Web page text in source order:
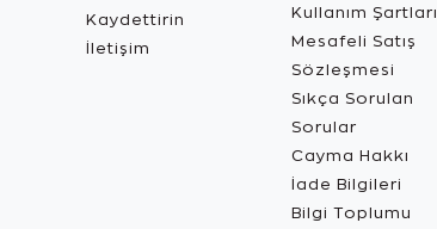
Kaydettirin
İletişim
Kullanım Şartları
Mesafeli Satış
Sözleşmesi
Sıkça Sorulan
Sorular
Cayma Hakkı
İade Bilgileri
Bilgi Toplumu